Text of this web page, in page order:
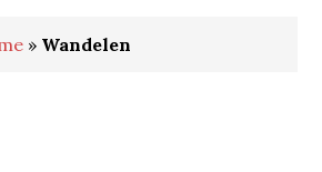
» Wandelen